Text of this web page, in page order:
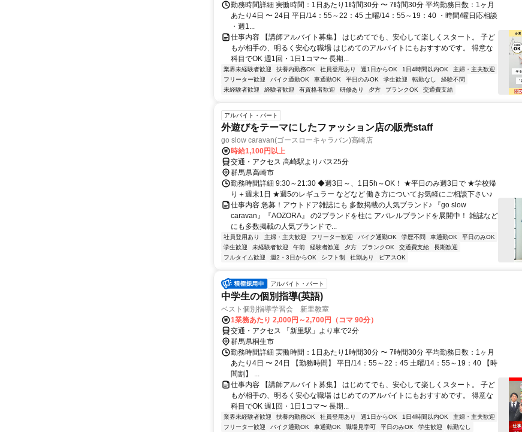
勤務時間詳細 実働時間：1日あたり1時間30分 〜 7時間30分 平均勤務日数：1ヶ月
あたり4日 〜 24日 平日/14：55～22：45 土曜/14：55～19：40 ・時間/曜日応相談
・週1...
仕事内容 【講師アルバイト募集】 はじめてでも、安心して楽しくスタート。 子ど
もが相手の、明るく安心な職場 はじめてのアルバイトにもおすすめです。 得意な
科目でOK 週1回・1日1コマ〜 長期...
業界未経験者歓迎 扶養内勤務OK 社員登用あり 週1日からOK 1日4時間以内OK
主婦・主夫歓迎
フリーター歓迎
バイク通勤OK 車通勤OK 平日のみOK 学生歓迎 転勤なし
経験不問
未経験者歓迎
経験者歓迎 有資格者歓迎 研修あり 夕方 ブランクOK 交通費支給
アルバイト・パート
外遊びをテーマにしたファッション店の販売staff
go slow caravan(ゴースローキャラバン)高崎店
時給1,100円以上
交通・アクセス 高崎駅よりバス25分
群馬県高崎市
勤務時間詳細 9:30～21:30 ◆週3日～、1日5h～OK！ ★平日のみ週3日で ★学校帰
り＋週末1日 ★週5のレギュラー などなど 働き方についてお気軽にご相談下さい♪
仕事内容 急募！アウトドア雑誌にも 多数掲載の人気ブランド♪ 『go slow
caravan』『AOZORA』 の2ブランドを柱に アパレルブランドを展開中！ 雑誌など
にも多数掲載の人気ブランドで...
社員登用あり 主婦・主夫歓迎 フリーター歓迎 バイク通勤OK 学歴不問 車通勤OK
平日のみOK
学生歓迎
未経験者歓迎 午前 経験者歓迎 夕方 ブランクOK 交通費支給
長期歓迎
フルタイム歓迎
週2・3日からOK シフト制 社割あり ピアスOK
アルバイト・パート
中学生の個別指導(英語)
ベスト個別指導学習会 新里教室
1業務あたり 2,000円～2,700円（コマ 90分）
交通・アクセス 「新里駅」より車で2分
群馬県桐生市
勤務時間詳細 実働時間：1日あたり1時間30分 〜 7時間30分 平均勤務日数：1ヶ月
あたり4日 〜 24日 【勤務時間】 平日/14：55～22：45 土曜/14：55～19：40 【時
間割】 ...
仕事内容 【講師アルバイト募集】 はじめてでも、安心して楽しくスタート。 子ど
もが相手の、明るく安心な職場 はじめてのアルバイトにもおすすめです。 得意な
科目でOK 週1回・1日1コマ〜 長期...
業界未経験者歓迎 扶養内勤務OK 社員登用あり 週1日からOK 1日4時間以内OK
主婦・主夫歓迎
フリーター歓迎
バイク通勤OK 車通勤OK 職場見学可 平日のみOK 学生歓迎
転勤なし